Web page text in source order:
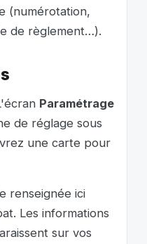
(numérotation,
de règlement…).
Paramétrage
de réglage sous
une carte pour
renseignée ici
Les informations
sur vos